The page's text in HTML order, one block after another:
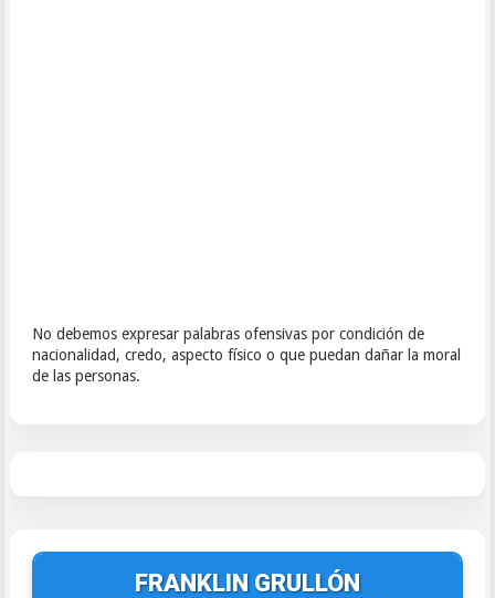
No debemos expresar palabras ofensivas por condición de
nacionalidad, credo, aspecto físico o que puedan dañar la moral
de las personas.
FRANKLIN GRULLÓN